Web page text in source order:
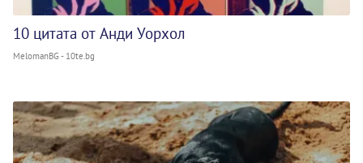
10 цитата от Анди Уорхол
MelomanBG - 10te.bg